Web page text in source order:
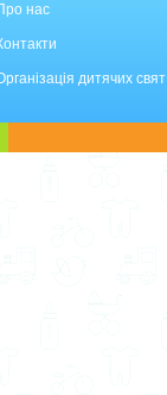
нас
дитячих свят